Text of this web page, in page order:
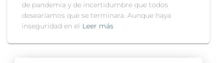
de pandemia y de incertidumbre que todos
desearíamos que se terminara. Aunque haya
inseguridad en el Leer más